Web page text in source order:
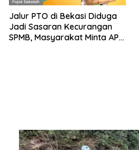
Jalur PTO di Bekasi Diduga
Jadi Sasaran Kecurangan
SPMB, Masyarakat Minta APH